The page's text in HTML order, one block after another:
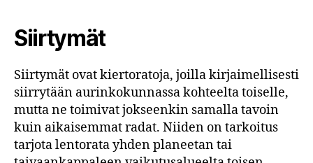
Siirtymät
Siirtymät ovat kiertoratoja, joilla kirjaimellisesti
siirrytään aurinkokunnassa kohteelta toiselle,
mutta ne toimivat jokseenkin samalla tavoin
kuin aikaisemmat radat. Niiden on tarkoitus
tarjota lentorata yhden planeetan tai